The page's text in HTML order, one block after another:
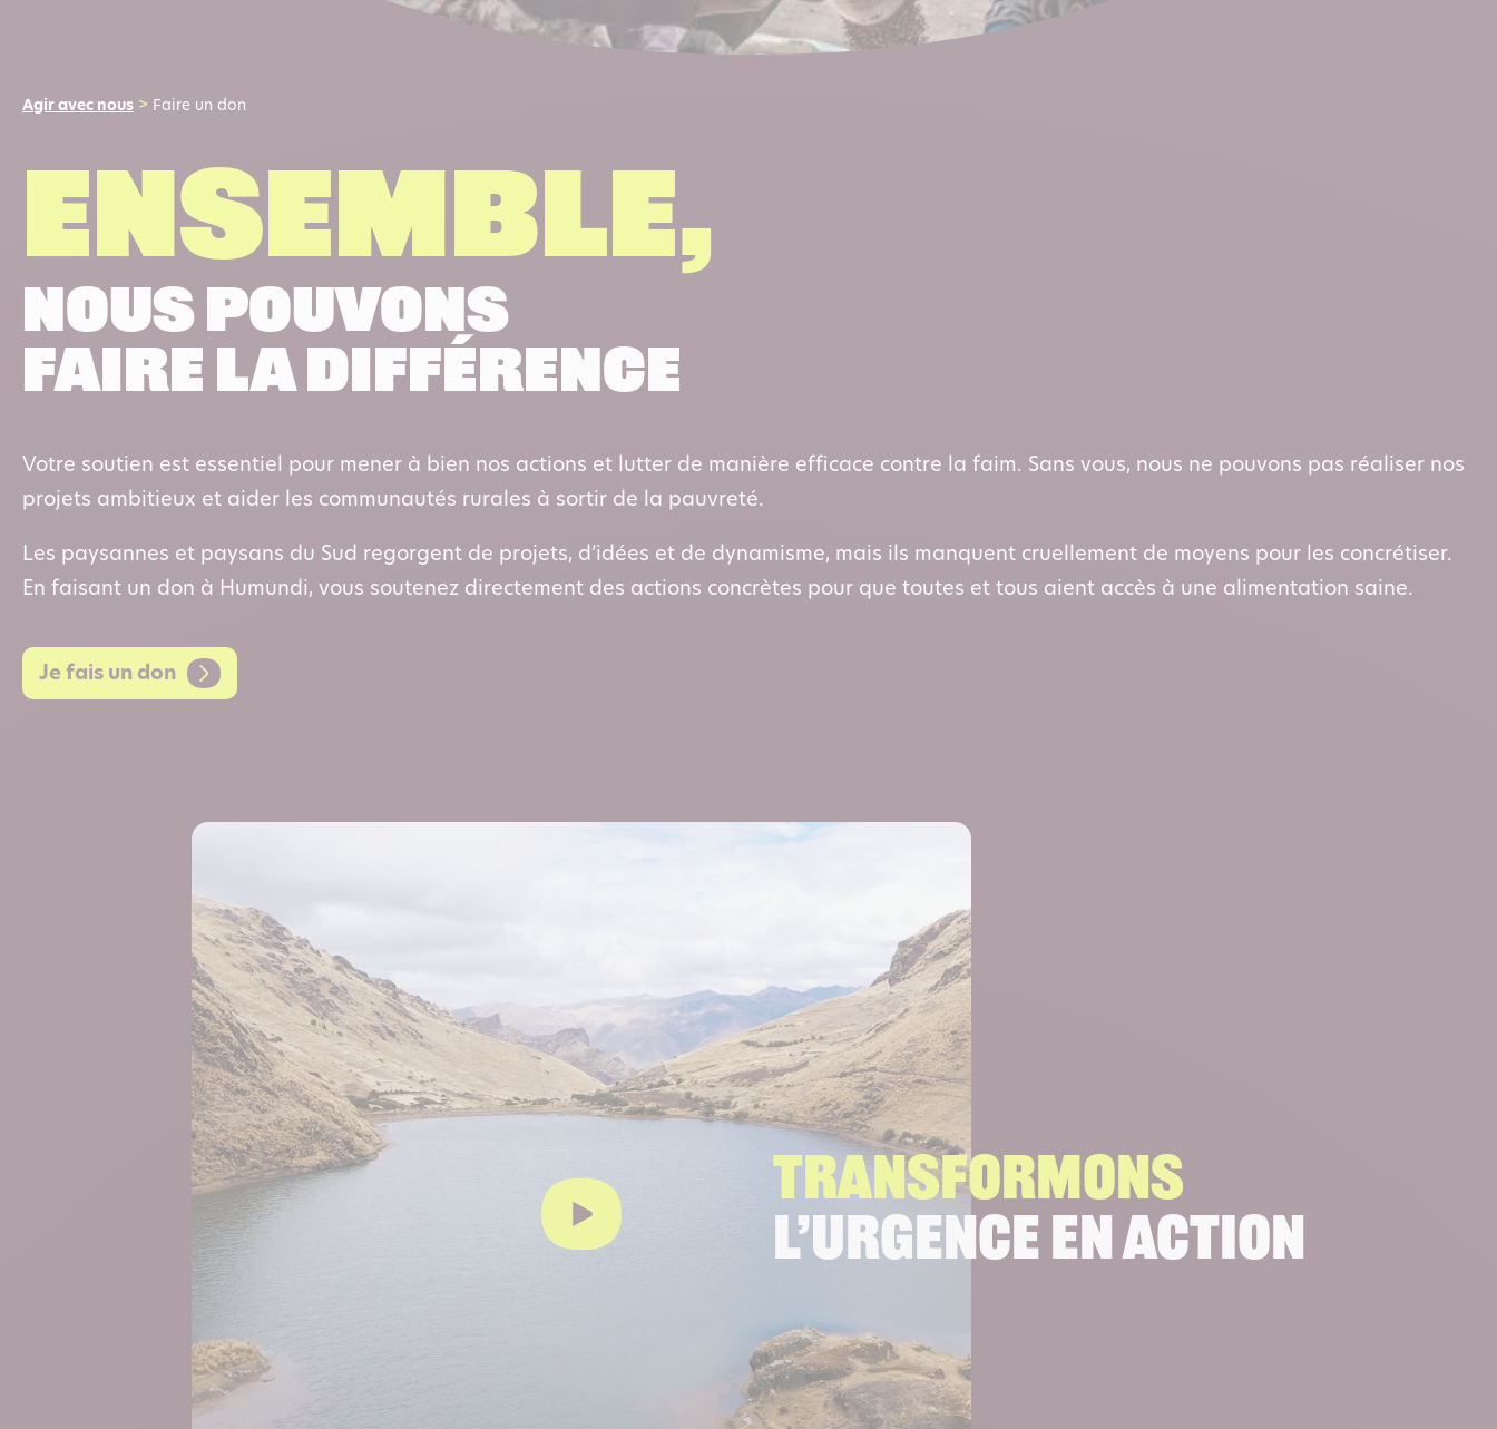
Agir avec nous > Faire un don
Ensemble,
nous pouvons
faire la différence
Votre soutien est essentiel pour mener à bien nos actions et lutter de manière efficace contre la faim. Sans vous, nous ne pouvons pas réaliser nos
projets ambitieux et aider les communautés rurales à sortir de la pauvreté.
Les paysannes et paysans du Sud regorgent de projets, d’idées et de dynamisme, mais ils manquent cruellement de moyens pour les concrétiser.
En faisant un don à Humundi, vous soutenez directement des actions concrètes pour que toutes et tous aient accès à une alimentation saine.
Je fais un don
TRANSFORMONS
L’URGENCE EN ACTION